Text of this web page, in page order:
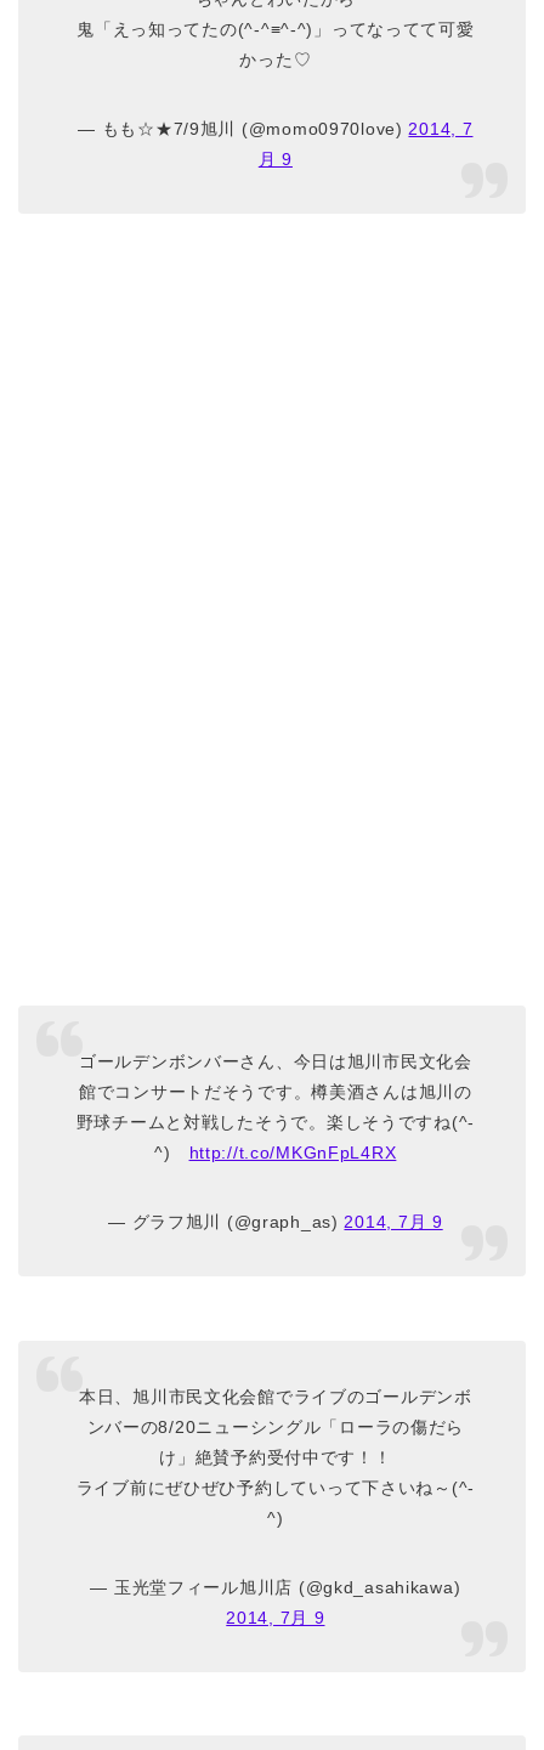
鬼「えっ知ってたの(^-^≡^-^)」ってなってて可愛
かった♡
— もも☆★7/9旭川 (@momo0970love) 2014, 7
月 9
ゴールデンボンバーさん、今日は旭川市民文化会
館でコンサートだそうです。樽美酒さんは旭川の
野球チームと対戦したそうで。楽しそうですね(^-
^) http://t.co/MKGnFpL4RX
— グラフ旭川 (@graph_as)2014, 7月 9
本日、旭川市民文化会館でライブのゴールデンボ
ンバーの8/20ニューシングル「ローラの傷だら
け」絶賛予約受付中です！！
ライブ前にぜひぜひ予約していって下さいね～(^-
^)
— 玉光堂フィール旭川店 (@gkd_asahikawa)
2014, 7月 9